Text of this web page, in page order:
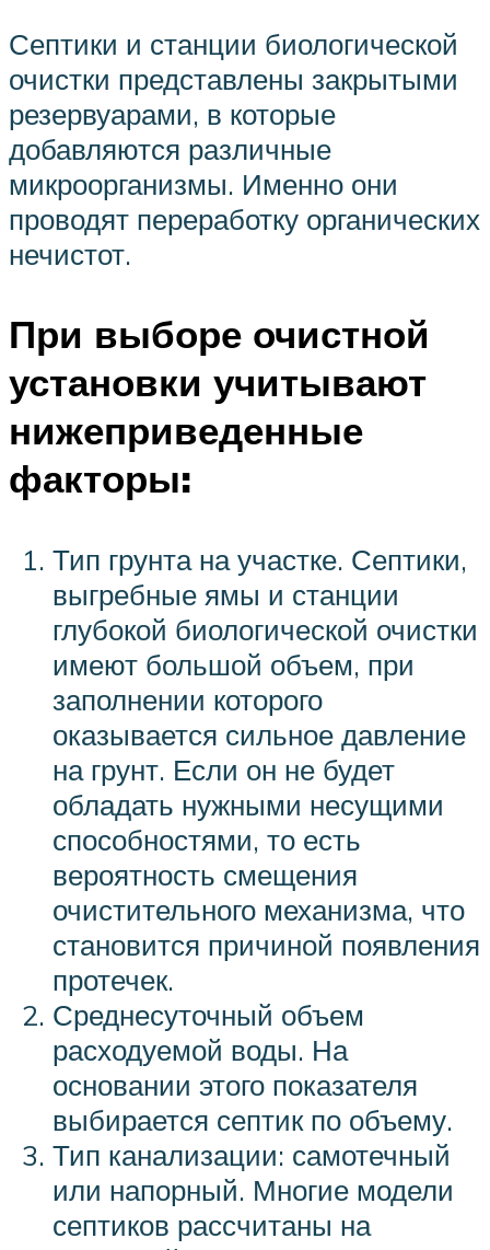
Септики и станции биологической
очистки представлены закрытыми
резервуарами, в которые
добавляются различные
микроорганизмы. Именно они
проводят переработку органических
нечистот.
При выборе очистной
установки учитывают
нижеприведенные
факторы:
Тип грунта на участке. Септики,
выгребные ямы и станции
глубокой биологической очистки
имеют большой объем, при
заполнении которого
оказывается сильное давление
на грунт. Если он не будет
обладать нужными несущими
способностями, то есть
вероятность смещения
очистительного механизма, что
становится причиной появления
протечек.
Среднесуточный объем
расходуемой воды. На
основании этого показателя
выбирается септик по объему.
Тип канализации: самотечный
или напорный. Многие модели
септиков рассчитаны на